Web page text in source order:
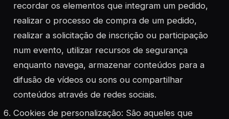
recordar os elementos que integram um pedido,
realizar o processo de compra de um pedido,
realizar a solicitação de inscrição ou participação
num evento, utilizar recursos de segurança
enquanto navega, armazenar conteúdos para a
difusão de vídeos ou sons ou compartilhar
conteúdos através de redes sociais.
Cookies de personalização: São aqueles que